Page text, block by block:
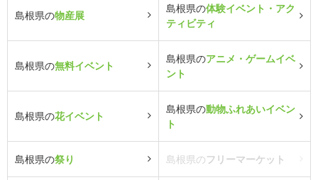
島根県の物産展
島根県の体験イベント・アク
ティビティ
島根県の無料イベント
島根県のアニメ・ゲームイベ
ント
島根県の花イベント
島根県の動物ふれあいイベン
ト
島根県の祭り 島根県のフリーマーケット